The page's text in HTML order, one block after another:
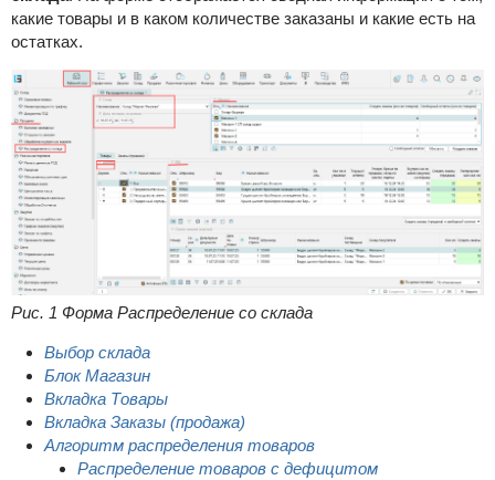
какие товары и в каком количестве заказаны и какие есть на
остатках.
Рис. 1 Форма Распределение со склада
Выбор склада
Блок Магазин
Вкладка Товары
Вкладка Заказы (продажа)
Алгоритм распределения товаров
Распределение товаров с дефицитом